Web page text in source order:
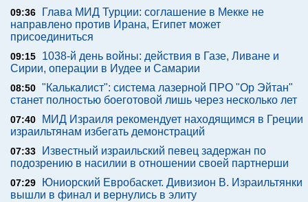
09:36
Глава МИД Турции: соглашение в Мекке не
направлено против Ирана, Египет может
присоединиться
09:15
1038-й день войны: действия в Газе, Ливане и
Сирии, операции в Иудее и Самарии
08:50 "Калькалист": система лазерной ПРО "Ор Эйтан"
станет полностью боеготовой лишь через несколько лет
07:40
МИД Израиля рекомендует находящимся в Греции
израильтянам избегать демонстраций
07:33
Известный израильский певец задержан по
подозрению в насилии в отношении своей партнерши
07:29
Юниорский Евробаскет. Дивизион В. Израильтянки
вышли в финал и вернулись в элиту